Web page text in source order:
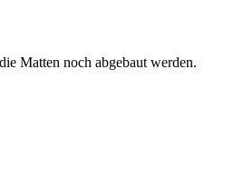
Matten noch abgebaut werden.